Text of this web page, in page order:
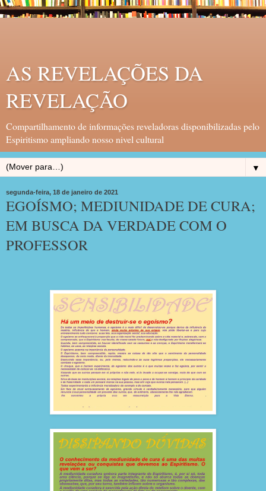
AS REVELAÇÕES DA
REVELAÇÃO
Compartilhamento de informações reveladoras disponibilizadas pelo
Espiritismo ampliando nosso nivel cultural
▼
segunda-feira, 18 de janeiro de 2021
EGOÍSMO; MEDIUNIDADE DE CURA;
EM BUSCA DA VERDADE COM O
PROFESSOR